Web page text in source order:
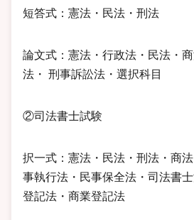
短答式：憲法・民法・刑法
論文式：憲法・行政法・民法・
法・ 刑事訴訟法・選択科目
②司法書士試験
択一式：憲法・民法・刑法・商
事執行法・民事保全法・司法書
登記法・商業登記法